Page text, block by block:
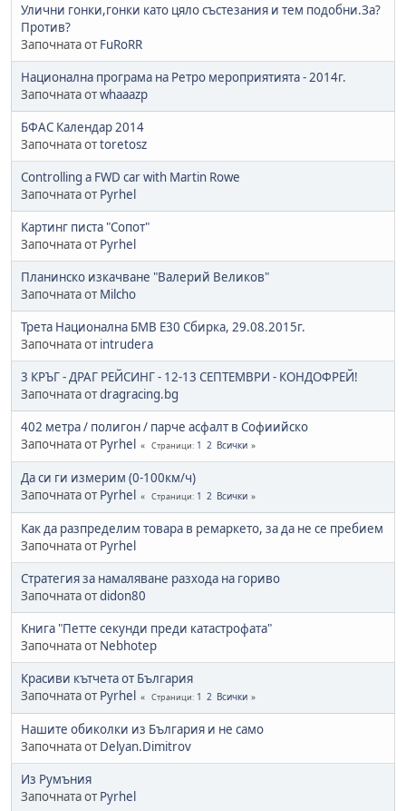
Улични гонки,гонки като цяло състезания и тем подобни.За?
Против?
Започната от FuRoRR
Национална програма на Ретро мероприятията - 2014г.
Започната отwhaaazp
БФАС Календар 2014
Започната отtoretosz
Controlling a FWD car with Martin Rowe
Започната от Pyrhel
Картинг писта "Сопот"
Започната от Pyrhel
Планинско изкачване "Валерий Великов"
Започната от Milcho
Трета Национална БМВ E30 Сбирка, 29.08.2015г.
Започната от intrudera
3 КРЪГ - ДРАГ РЕЙСИНГ - 12-13 СЕПТЕМВРИ - КОНДОФРЕЙ!
Започната отdragracing.bg
402 метра / полигон / парче асфалт в Софиийско
Започната от Pyrhel Страници 1 2 Всички
Да си ги измерим (0-100км/ч)
Започната от Pyrhel Страници 1 2 Всички
Как да разпределим товара в ремаркето, за да не се пребием
Започната от Pyrhel
Стратегия за намаляване разхода на гориво
Започната отdidon80
Книга "Петте секунди преди катастрофата"
Започната от Nebhotep
Красиви кътчета от България
Започната от Pyrhel Страници 1 2 Всички
Нашите обиколки из България и не само
Започната от Delyan.Dimitrov
Из Румъния
Започната от Pyrhel